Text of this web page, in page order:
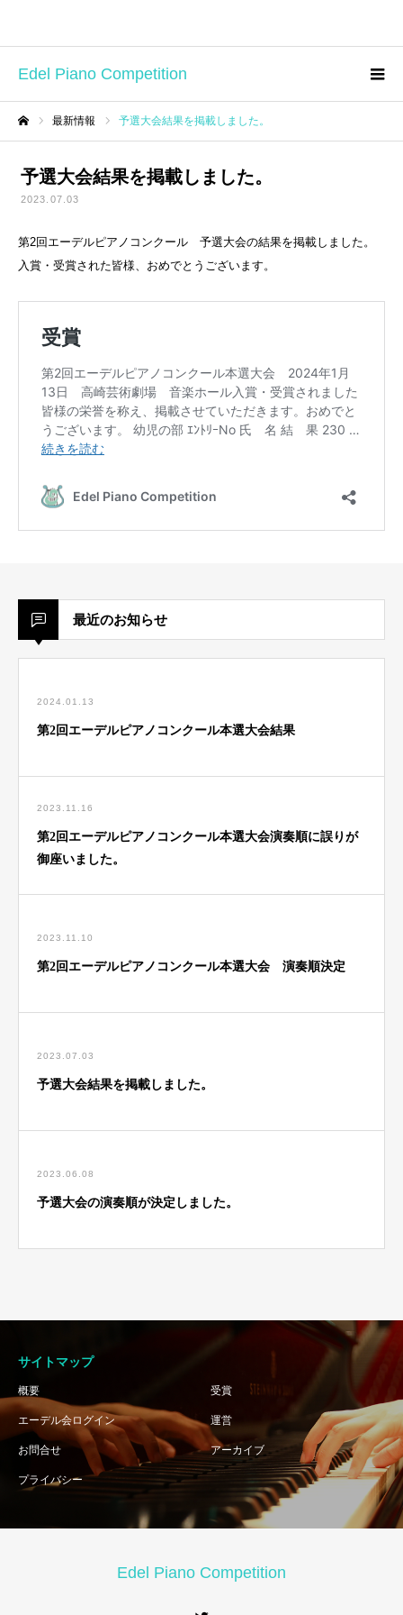
Edel Piano Competition
最新情報 予選大会結果を掲載しました。
予選大会結果を掲載しました。
2023.07.03
第2回エーデルピアノコンクール 予選大会の結果を掲載しました。
入賞・受賞された皆様、おめでとうございます。
最近のお知らせ
2024.01.13
第2回エーデルピアノコンクール本選大会結果
2023.11.16
第2回エーデルピアノコンクール本選大会演奏順に誤りが
御座いました。
2023.11.10
第2回エーデルピアノコンクール本選大会 演奏順決定
2023.07.03
予選大会結果を掲載しました。
2023.06.08
予選大会の演奏順が決定しました。
サイトマップ
概要 受賞
エーデル会ログイン 運営
お問合せ アーカイブ
プライバシー
Edel Piano Competition